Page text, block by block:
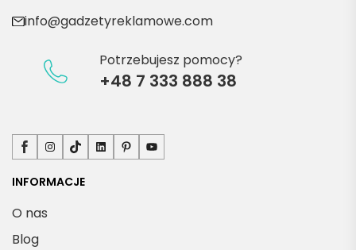
info@gadzetyreklamowe.com
Potrzebujesz pomocy?
+48 7 333 888 38
Facebook
Instagram
TikTokLinkedInPinterestYouTube
INFORMACJE
O nas
Blog